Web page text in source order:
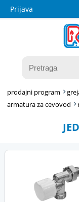
Prijava
prodajni program
armatura za cevovod